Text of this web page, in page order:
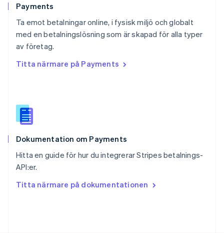
Payments
Ta emot betalningar online, i fysisk miljö och globalt
med en betalningslösning som är skapad för alla typer
av företag.
Titta närmare på Payments
Dokumentation om Payments
Hitta en guide för hur du integrerar Stripes betalnings-
API:er.
Titta närmare på dokumentationen
English
DeutschFrançaisItalianoEnglish
Singapore
English简体中文
English
Español
Storbritannien
Sverige
Thailand
ไทย
English